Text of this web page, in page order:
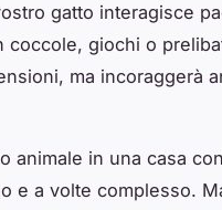
gatto interagisce
giochi o
ma incoraggerà
animale in una casa
e a volte complesso.